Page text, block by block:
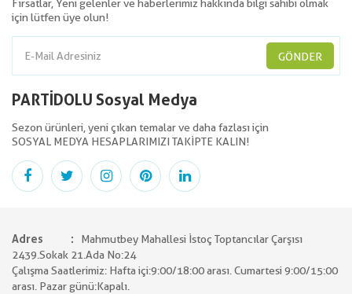
Fırsatlar, Yeni gelenler ve haberlerimiz hakkında bilgi sahibi olmak
için lütfen üye olun!
GÖNDER
PARTİDOLU Sosyal Medya
Sezon ürünleri, yeni çıkan temalar ve daha fazlası için
SOSYAL MEDYA HESAPLARIMIZI TAKİPTE KALIN!
Adres
Mahmutbey Mahallesi İstoç Toptancılar Çarşısı
2439.Sokak 21.Ada No:24
Çalışma Saatlerimiz: Hafta içi:9:00/18:00 arası. Cumartesi 9:00/15:00
arası. Pazar günü:Kapalı.